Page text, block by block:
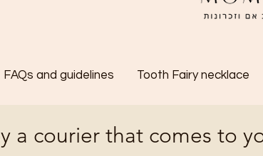
FAQs and guidelines Tooth Fairy necklace
a courier that comes to